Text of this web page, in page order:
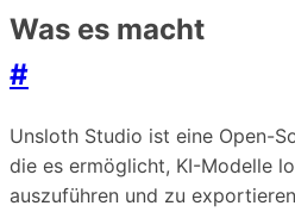
Was es macht
#
Unsloth Studio ist eine Open-
die es ermöglicht, KI-Modelle
auszuführen und zu